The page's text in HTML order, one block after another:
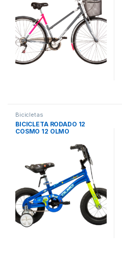
Bicicletas
BICICLETA RODADO 12
COSMO 12 OLMO